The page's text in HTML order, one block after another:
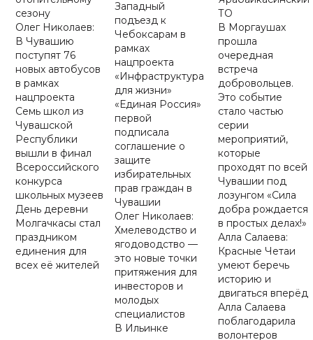
сезону
Олег Николаев:
В Чувашию
поступят 76
новых автобусов
в рамках
нацпроекта
Семь школ из
Чувашской
Республики
вышли в финал
Всероссийского
конкурса
школьных музеев
День деревни
Молгачкасы стал
праздником
единения для
всех её жителей
Западный
подъезд к
Чебоксарам в
рамках
нацпроекта
«Инфраструктура
для жизни»
«Единая Россия»
первой
подписала
соглашение о
защите
избирательных
прав граждан в
Чувашии
Олег Николаев:
Хмелеводство и
ягодоводство —
это новые точки
притяжения для
инвесторов и
молодых
специалистов
В Ильинке
ТО
В Моргаушах
прошла
очередная
встреча
добровольцев.
Это событие
стало частью
серии
мероприятий,
которые
проходят по всей
Чувашии под
лозунгом «Сила
добра рождается
в простых делах!»
Алла Салаева:
Красные Четаи
умеют беречь
историю и
двигаться вперёд
Алла Салаева
поблагодарила
волонтеров